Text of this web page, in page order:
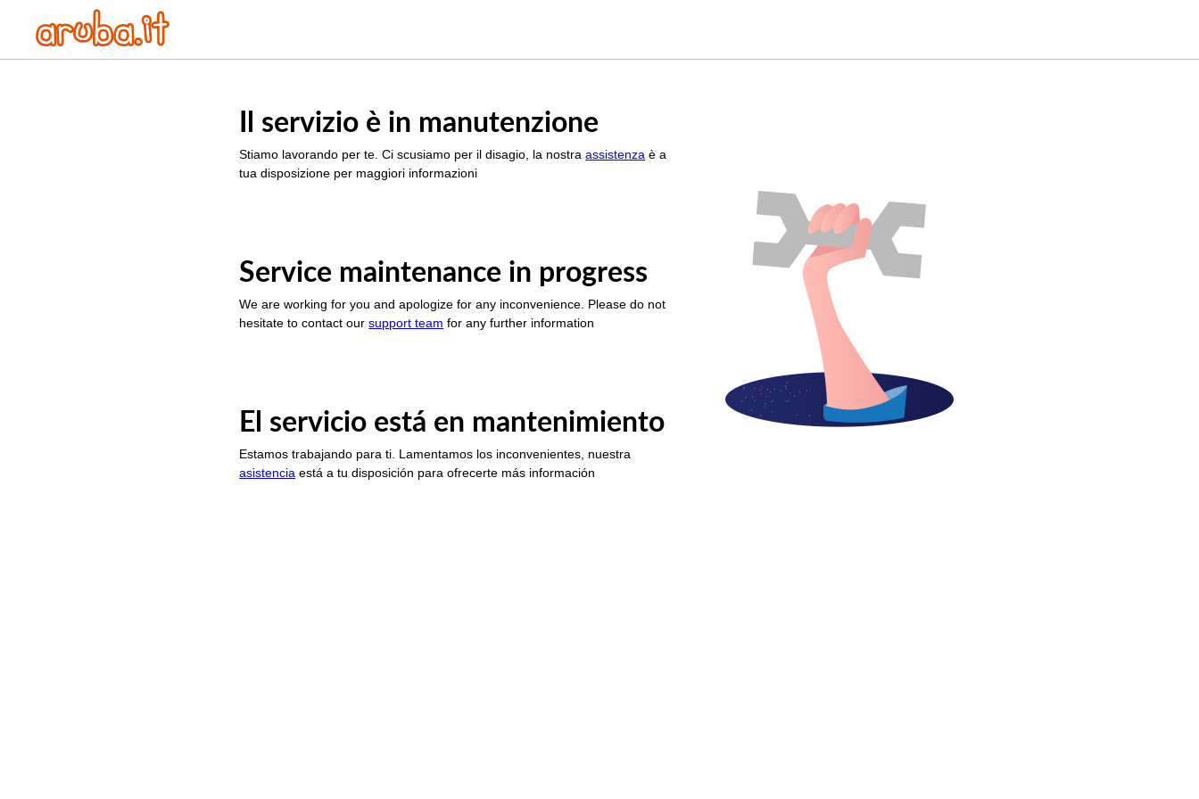
Il servizio è in manutenzione
Stiamo lavorando per te. Ci scusiamo per il disagio, la nostraassistenza è a
tua disposizione per maggiori informazioni
Service maintenance in progress
We are working for you and apologize for any inconvenience. Please do not
hesitate to contact oursupport team for any further information
El servicio está en mantenimiento
Estamos trabajando para ti. Lamentamos los inconvenientes, nuestra
asistencia está a tu disposición para ofrecerte más información